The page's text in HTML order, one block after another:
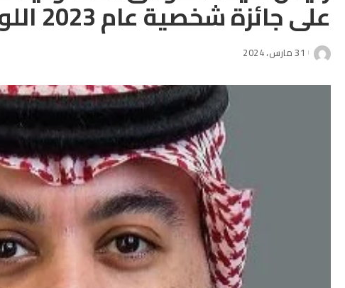
على جائزة شخصية عام 2023 اللوجيستية
31 مارس، 2024